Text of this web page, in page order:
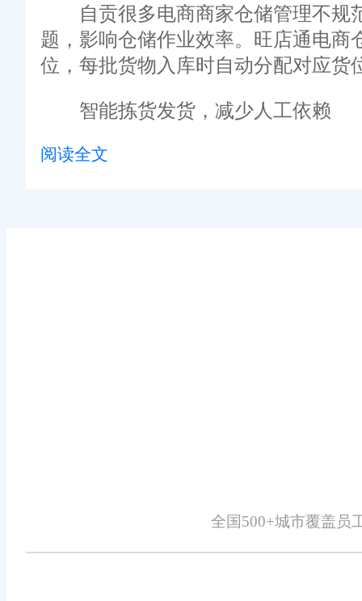
自贡很多电商商家仓储管理不规范
题，影响仓储作业效率。旺店通电
位，每批货物入库时自动分配对应货
智能拣货发货，减少人工依赖
传统仓储拣货依赖人工记忆，不仅
免责声明：本网站尽可能确保发布信息的准确性与可靠性，但不能保证
阅读全文
全国500+城市覆盖员